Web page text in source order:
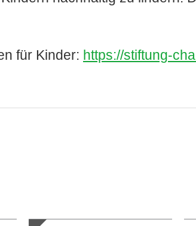
für Kinder: https://stiftung-